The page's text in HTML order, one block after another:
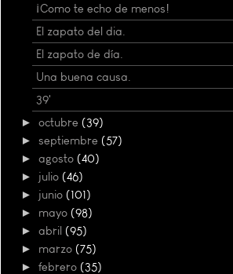
¡Como te echo de menos!
El zapato del dia.
El zapato de día.
Una buena causa.
39'
► octubre (39)
► septiembre (57)
► agosto (40)
► julio (46)
► junio (101)
► mayo (98)
► abril (95)
► marzo (75)
► febrero (35)